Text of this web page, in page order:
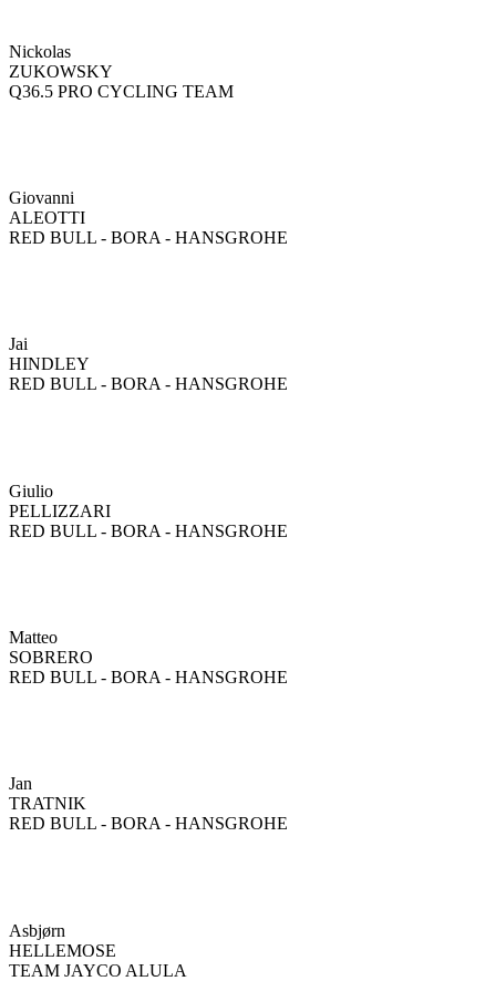
Nickolas
ZUKOWSKY
Q36.5 PRO CYCLING TEAM
Giovanni
ALEOTTI
RED BULL - BORA - HANSGROHE
Jai
HINDLEY
RED BULL - BORA - HANSGROHE
Giulio
PELLIZZARI
RED BULL - BORA - HANSGROHE
Matteo
SOBRERO
RED BULL - BORA - HANSGROHE
Jan
TRATNIK
RED BULL - BORA - HANSGROHE
Asbjørn
HELLEMOSE
TEAM JAYCO ALULA